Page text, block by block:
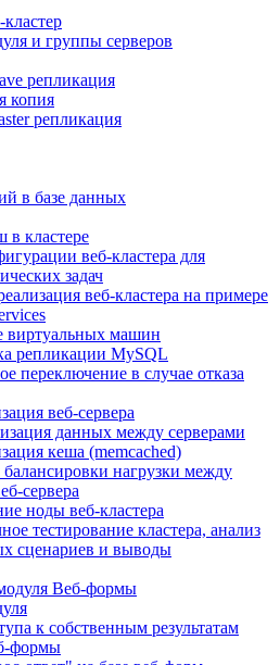
и группы серверов
репликация
копия
репликация
в базе данных
кластере
веб-кластера для
задач
веб-кластера на примере
виртуальных машин
репликации MySQL
переключение в случае отказа
веб-сервера
данных между серверами
кеша (memcached)
нагрузки между
сервера
ноды веб-кластера
тестирование кластера, анализ
сценариев и выводы
Веб-формы
к собственным результатам
формы